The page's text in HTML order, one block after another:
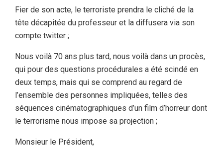
Fier de son acte, le terroriste prendra le cliché de la
tête décapitée du professeur et la diffusera via son
compte twitter ;
Nous voilà 70 ans plus tard, nous voilà dans un procès,
qui pour des questions procédurales a été scindé en
deux temps, mais qui se comprend au regard de
l’ensemble des personnes impliquées, telles des
séquences cinématographiques d’un film d’horreur dont
le terrorisme nous impose sa projection ;
Monsieur le Président,